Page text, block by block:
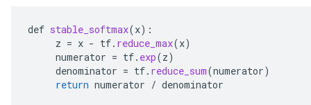
def stable_softmax(x):
z = x - tf. reduce_max(x)
numerator = tf. exp(z)
denominator = tf. reduce_sum(numerator)
return numerator / denominator